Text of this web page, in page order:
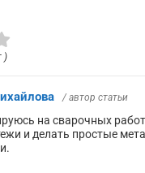
)
/ автор статьи
на сварочных
и делать простые